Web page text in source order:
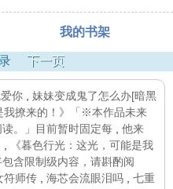
我的书架
下一页
你
妹妹变成鬼了怎么办[暗黑
我撩来的！》「※本作品未来
。」目前暂时固定每
他来
《暮色行光：这光，可能是我
含限制级内容，请斟酌阅
符师传 海芯会流眼泪吗
七重